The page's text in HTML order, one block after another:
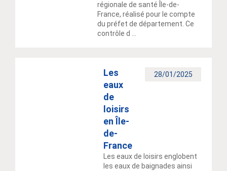
régionale de santé Île-de-
France, réalisé pour le compte
du préfet de département. Ce
contrôle d ...
28/01/2025
Les
eaux
de
loisirs
en Île-
de-
France
Les eaux de loisirs englobent
les eaux de baignades ainsi